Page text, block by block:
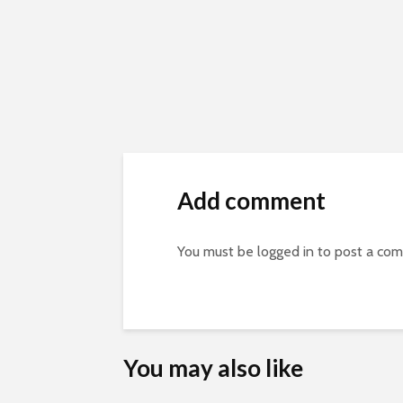
Add comment
You must be logged in to post a
You may also like